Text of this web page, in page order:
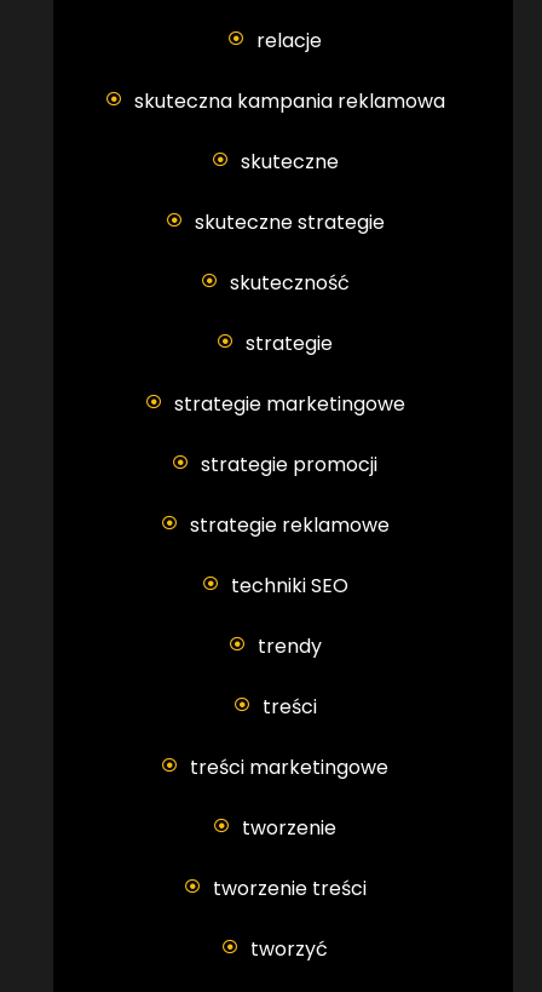
relacje
skuteczna kampania reklamowa
skuteczne
skuteczne strategie
skuteczność
strategie
strategie marketingowe
strategie promocji
strategie reklamowe
techniki SEO
trendy
treści
treści marketingowe
tworzenie
tworzenie treści
tworzyć